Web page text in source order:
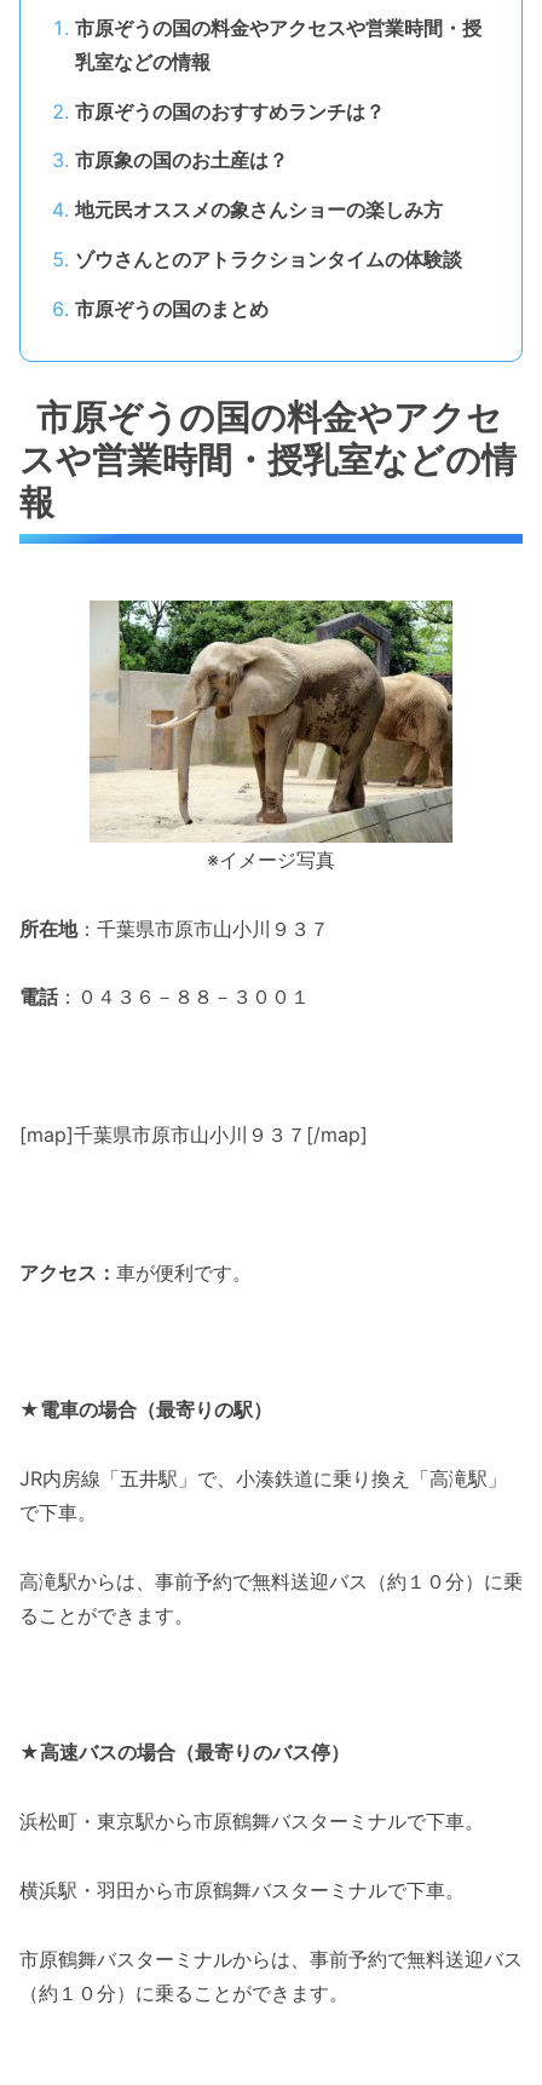
市原ぞうの国の料金やアクセスや営業時間・授
乳室などの情報
市原ぞうの国のおすすめランチは？
市原象の国のお土産は？
地元民オススメの象さんショーの楽しみ方
ゾウさんとのアトラクションタイムの体験談
市原ぞうの国のまとめ
市原ぞうの国の料金やアクセ
スや営業時間・授乳室などの情
報
※イメージ写真
所在地：千葉県市原市山小川９３７
電話：０４３６－８８－３００１
[map]千葉県市原市山小川９３７[/map]
アクセス： 車が便利です。
★電車の場合（最寄りの駅）
JR内房線「五井駅」で、小湊鉄道に乗り換え「高滝駅」
で下車。
高滝駅からは、事前予約で無料送迎バス（約１０分）に乗
ることができます。
★高速バスの場合（最寄りのバス停）
浜松町・東京駅から市原鶴舞バスターミナルで下車。
横浜駅・羽田から市原鶴舞バスターミナルで下車。
市原鶴舞バスターミナルからは、事前予約で無料送迎バス
（約１０分）に乗ることができます。